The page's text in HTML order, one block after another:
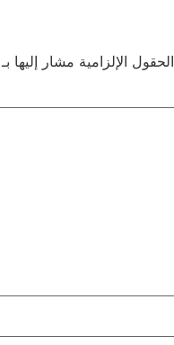
الحقول الإلزامية مشار إليها بـ